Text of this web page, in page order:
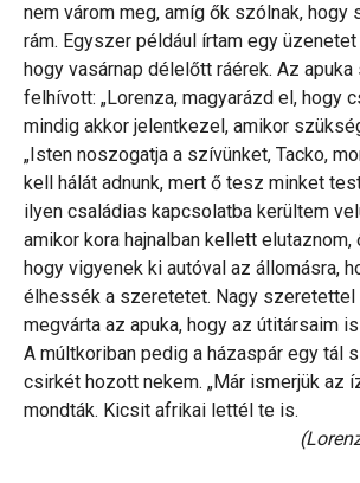
nem várom meg, amíg ők szólnak, hogy
rám. Egyszer például írtam egy
hogy vasárnap délelőtt ráérek. Az
felhívott: „Lorenza, magyarázd el, hogy
mindig akkor jelentkezel, amikor
„Isten noszogatja a szívünket, Tacko,
kell hálát adnunk, mert ő tesz minket
ilyen családias kapcsolatba kerültem
amikor kora hajnalban kellett
hogy vigyenek ki autóval az állomásra,
élhessék a szeretetet. Nagy szeretettel
megvárta az apuka, hogy az útitársaim
A múltkoriban pedig a házaspár egy tál
csirkét hozott nekem. „Már ismerjük az
mondták. Kicsit afrikai lettél te is.